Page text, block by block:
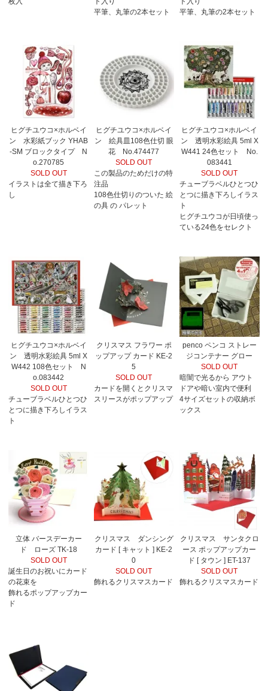
平筆、丸筆の2本セット
平筆、丸筆の2本セット
ヒグチユウコ×ホルベイ
ン 水彩紙ブック YHAB
-SM ブロックタイプ N
o.270785
SOLD OUT
イラストは全て描き下ろ
し
ヒグチユウコ×ホルベイ
ン 絵具皿108色仕切 眼
花 No.474477
SOLD OUT
この製品のためだけの特
注品
108色仕切りのついた 絵
の具 の パレット
ヒグチユウコ×ホルベイ
ン 透明水彩絵具 5ml X
W441 24色セット No.
083441
SOLD OUT
チューブラベルひとつひ
とつに描き下ろしイラス
ト
ヒグチユウコが日頃使っ
ている24色をセレクト
ヒグチユウコ×ホルベイ
ン 透明水彩絵具 5ml X
W442 108色セット N
o.083442
SOLD OUT
チューブラベルひとつひ
とつに描き下ろしイラス
ト
クリスマス フラワー ポ
ップアップ カード KE-2
5
SOLD OUT
カードを開くとクリスマ
スリースがポップアップ
penco ペンコ ストレー
ジコンテナー グロー
SOLD OUT
暗闇で光るから アウト
ドアや暗い室内で便利
4サイズセットの収納ボ
ックス
立体 バースデーカー
ド ローズ TK-18
SOLD OUT
誕生日のお祝いにカード
の花束を
飾れるポップアップカー
ド
クリスマス ダンシング
カード [ キャット ] KE-2
0
SOLD OUT
飾れるクリスマスカード
クリスマス サンタクロ
ース ポップアップカー
ド [ タウン ] ET-137
SOLD OUT
飾れるクリスマスカード